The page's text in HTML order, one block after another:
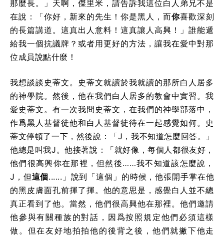
那麼長。」天啊，傑里米，請告訴我這位白人弟兄不是
在說：「你好，新來的先生！你是黑人，而你喜歡深刻
的長篇講道。這真出人意料！這真讓人高興！」誰能遞
給我一個抗議牌？或者用更好的方法，讓我在愛中對那
位成員說點什麼！
我想談談史蒂文。史蒂文就讀於我就讀的那所白人居多
的神學院。然後，他在我們白人居多的教會中實習。我
愛史蒂文。有一次我問史蒂文，在我們的神學部落中，
作爲黑人基督徒他和白人基督徒待在一起感覺如何。史
蒂文停頓了一下，然後說：「J，我不知道怎麼回答。」
他總是叫我J。他接著說：「就好像，每個人都很友好，
他們很高興你在那裡，但然後……我不知道該怎麼說，
J，但這個......」說到「這個」的時候，他張開手掌在他
的黑皮膚面孔前揮了揮。他的意思是，感覺白人並不總
真正看到了他。當然，他們很高興他在那裡。他們邀請
他參與有關種族的對話，因爲按照規定他們必須這樣
做。但在友好地拍拍他的後背之後，他們就撇下他走